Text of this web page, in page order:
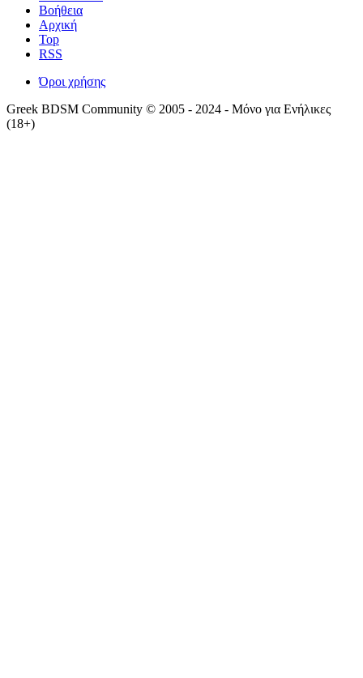
Βοήθεια
Αρχική
Top
RSS
Όροι χρήσης
Greek BDSM Community © 2005 - 2024 - Μόνο για Ενήλικες
(18+)